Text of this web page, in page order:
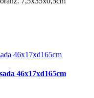
46x17xd165cm